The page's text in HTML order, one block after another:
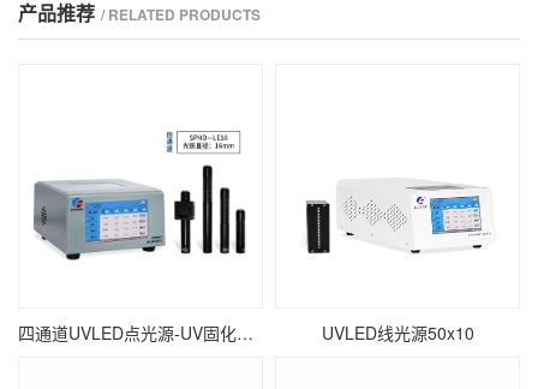
产品推荐 / RELATED PRODUCTS
四通道UVLED点光源-UV固化点照射-∅16mm UVLED线光源50x10